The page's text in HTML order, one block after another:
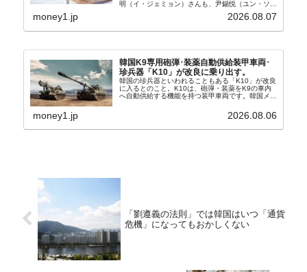
明（イ・ジェミョン）さんも、尹錫悦（ユン・ソギ
バンクにして不良債権の買い取りを行い、分割償還
money1.jp 2026.08.07
韓国K9専用砲弾･装薬自動供給装甲車両･
珍兵器「K10」が改良に乗り出す。
韓国の珍兵器といわれることもある「K10」が改良
に入るとのこと。K10は、砲弾・装薬をK9の車内
へ自動供給する機能を持つ装甲車両です。韓国メデ
から以下に一部を引きます。2005年に初めて...
money1.jp 2026.08.06
「劉遵義の法則」では韓国はいつ「通貨
危機」になってもおかしくない